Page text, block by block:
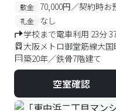
敷金 70,000円／契約時お
礼金
なし
学校まで電車利用 23分
大阪メトロ御堂筋線大
築20年／鉄骨7階建て
空室確認